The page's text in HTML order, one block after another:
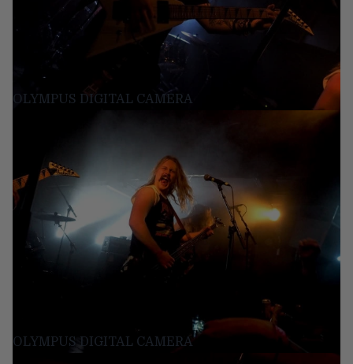
OLYMPUS DIGITAL CAMERA
OLYMPUS DIGITAL CAMERA